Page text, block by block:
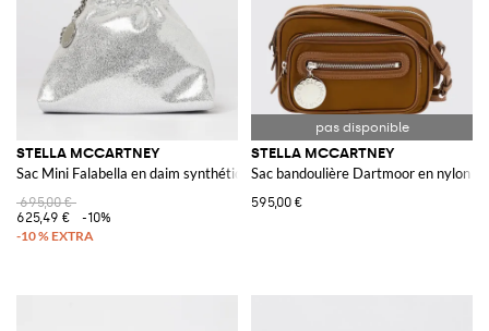
STELLA MCCARTNEY
Sac Mini Falabella en daim synthétique laminé craquelé
695,00 €
625,49 €
-10%
STELLA MCCARTNEY
Sac bandoulière Dartmoor en nylon
595,00 €